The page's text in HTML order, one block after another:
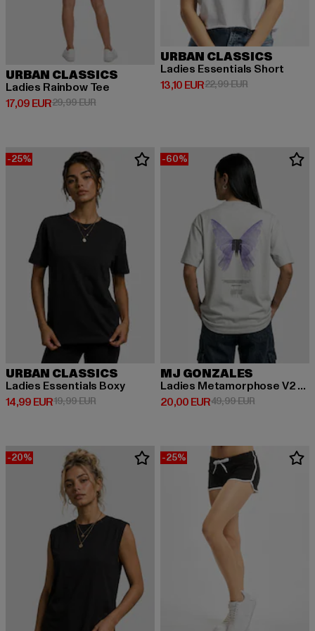
URBAN CLASSICS
Ladies Rainbow Tee
17,09 EUR
Derzeitiger Preis: 17,09 EUR
29,99 EURAktionspreis: 29,99 EUR
URBAN CLASSICS
Ladies Essentials Short
13,10 EUR
Derzeitiger Preis: 13,10 EUR
22,99 EURAktionspreis:
-25%
URBAN CLASSICS
Ladies Essentials Boxy
14,99 EUR
Derzeitiger Preis: 14,99 EUR
19,99 EURAktionspreis: 19,99 EUR
-60%
MJ GONZALES
Ladies Metamorphose V2 x Heavy Oversized
20,00 EUR
Derzeitiger Preis: 20,00 EUR
49,99 EURAktionspreis:
-20% -25%